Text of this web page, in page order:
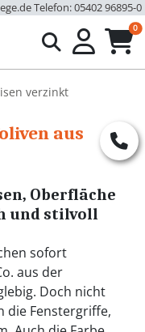
Telefon: 05402 96895-0
0
verzinkt
aus
Oberfläche
und stilvoll
sofort
aus der
Doch nicht
die Fenstergriffe,